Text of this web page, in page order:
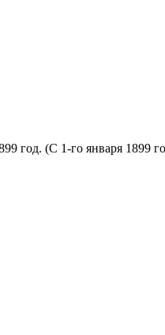
год. (С 1-го января 1899